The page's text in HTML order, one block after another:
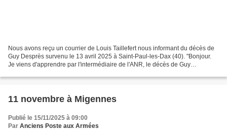
Nous avons reçu un courrier de Louis Taillefert nous informant du décès de
Guy Desprès survenu le 13 avril 2025 à Saint-Paul-les-Dax (40). "Bonjour.
Je viens d'apprendre par l'intermédiaire de l'ANR, le décès de Guy
11 novembre à Migennes
Publié le 15/11/2025 à 09:00
Par Anciens Poste aux Armées